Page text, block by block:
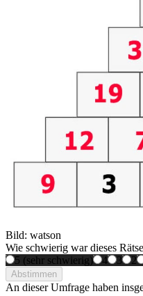
Bild: watson
Wie schwierig war dieses
5 (sehr schwierig)
4 3 2
Abstimmen
An dieser Umfrage haben